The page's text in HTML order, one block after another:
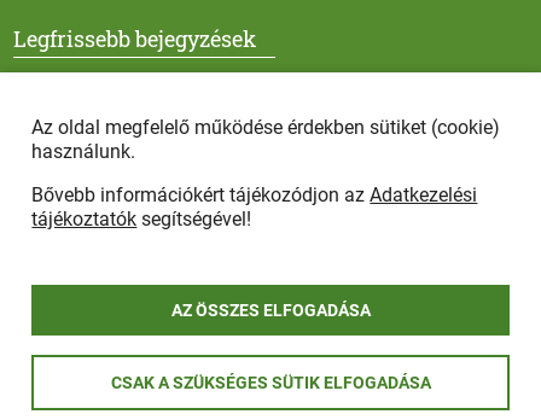
Legfrissebb bejegyzések
Afrikai sertéspestis - kérések a lakosság felé
COPYRIGHT © 2025 - Szada Nagyközség Önkormányzat - Minden
jog fenntartva
Az oldal megfelelő működése érdekben sütiket (cookie)
használunk.
Bővebb információkért tájékozódjon azAdatkezelési
tájékoztatók segítségével!
AZ ÖSSZES ELFOGADÁSA
CSAK A SZÜKSÉGES SÜTIK ELFOGADÁSA